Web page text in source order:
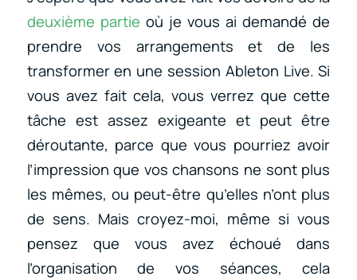
deuxième partie où je vous ai demandé de
prendre vos arrangements et de les
transformer en une session Ableton Live. Si
vous avez fait cela, vous verrez que cette
tâche est assez exigeante et peut être
déroutante, parce que vous pourriez avoir
l’impression que vos chansons ne sont plus
les mêmes, ou peut-être qu’elles n’ont plus
de sens. Mais croyez-moi, même si vous
pensez que vous avez échoué dans
l’organisation de vos séances, cela